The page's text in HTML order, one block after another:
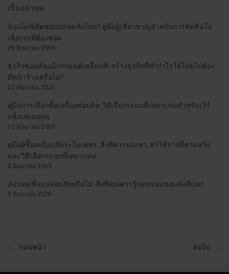
เรื่องล่าสุด
ล้อแม็กซ์ดัดซ่อมปลอดภัยไหม? คู่มือผู้เชี่ยวชาญสำหรับการตัดสินใจ
เลือกรถที่ต้องซ่อม
29 มิถุนายน 2569
ธุรกิจซ่อมล้อแม็กรถยนต์เคลื่อนที่: สร้างธุรกิจที่ทำกำไรได้โดยไม่ต้อง
มีหน้าร้านหรือไม่?
23 มิถุนายน 2026
คู่มือการเลือกซื้อเครื่องซ่อมล้อ: วิธีเลือกระบบที่เหมาะสมสำหรับเวิร์
กช็อปของคุณ
12 มิถุนายน 2569
คู่มือผู้ซื้อเครื่องเจียระไนเพชร: สิ่งที่ควรมองหา, ค่าใช้จ่ายที่คาดหวัง,
และวิธีเลือกระบบที่เหมาะสม
8 มิถุนายน 2569
ล้อรอยเชื่อมปลอดภัยหรือไม่: สิ่งที่คุณควรรู้ก่อนซ่อมขอบล้อที่แตก
5 มิถุนายน 2026
ก่อนหน้า ต่อไป